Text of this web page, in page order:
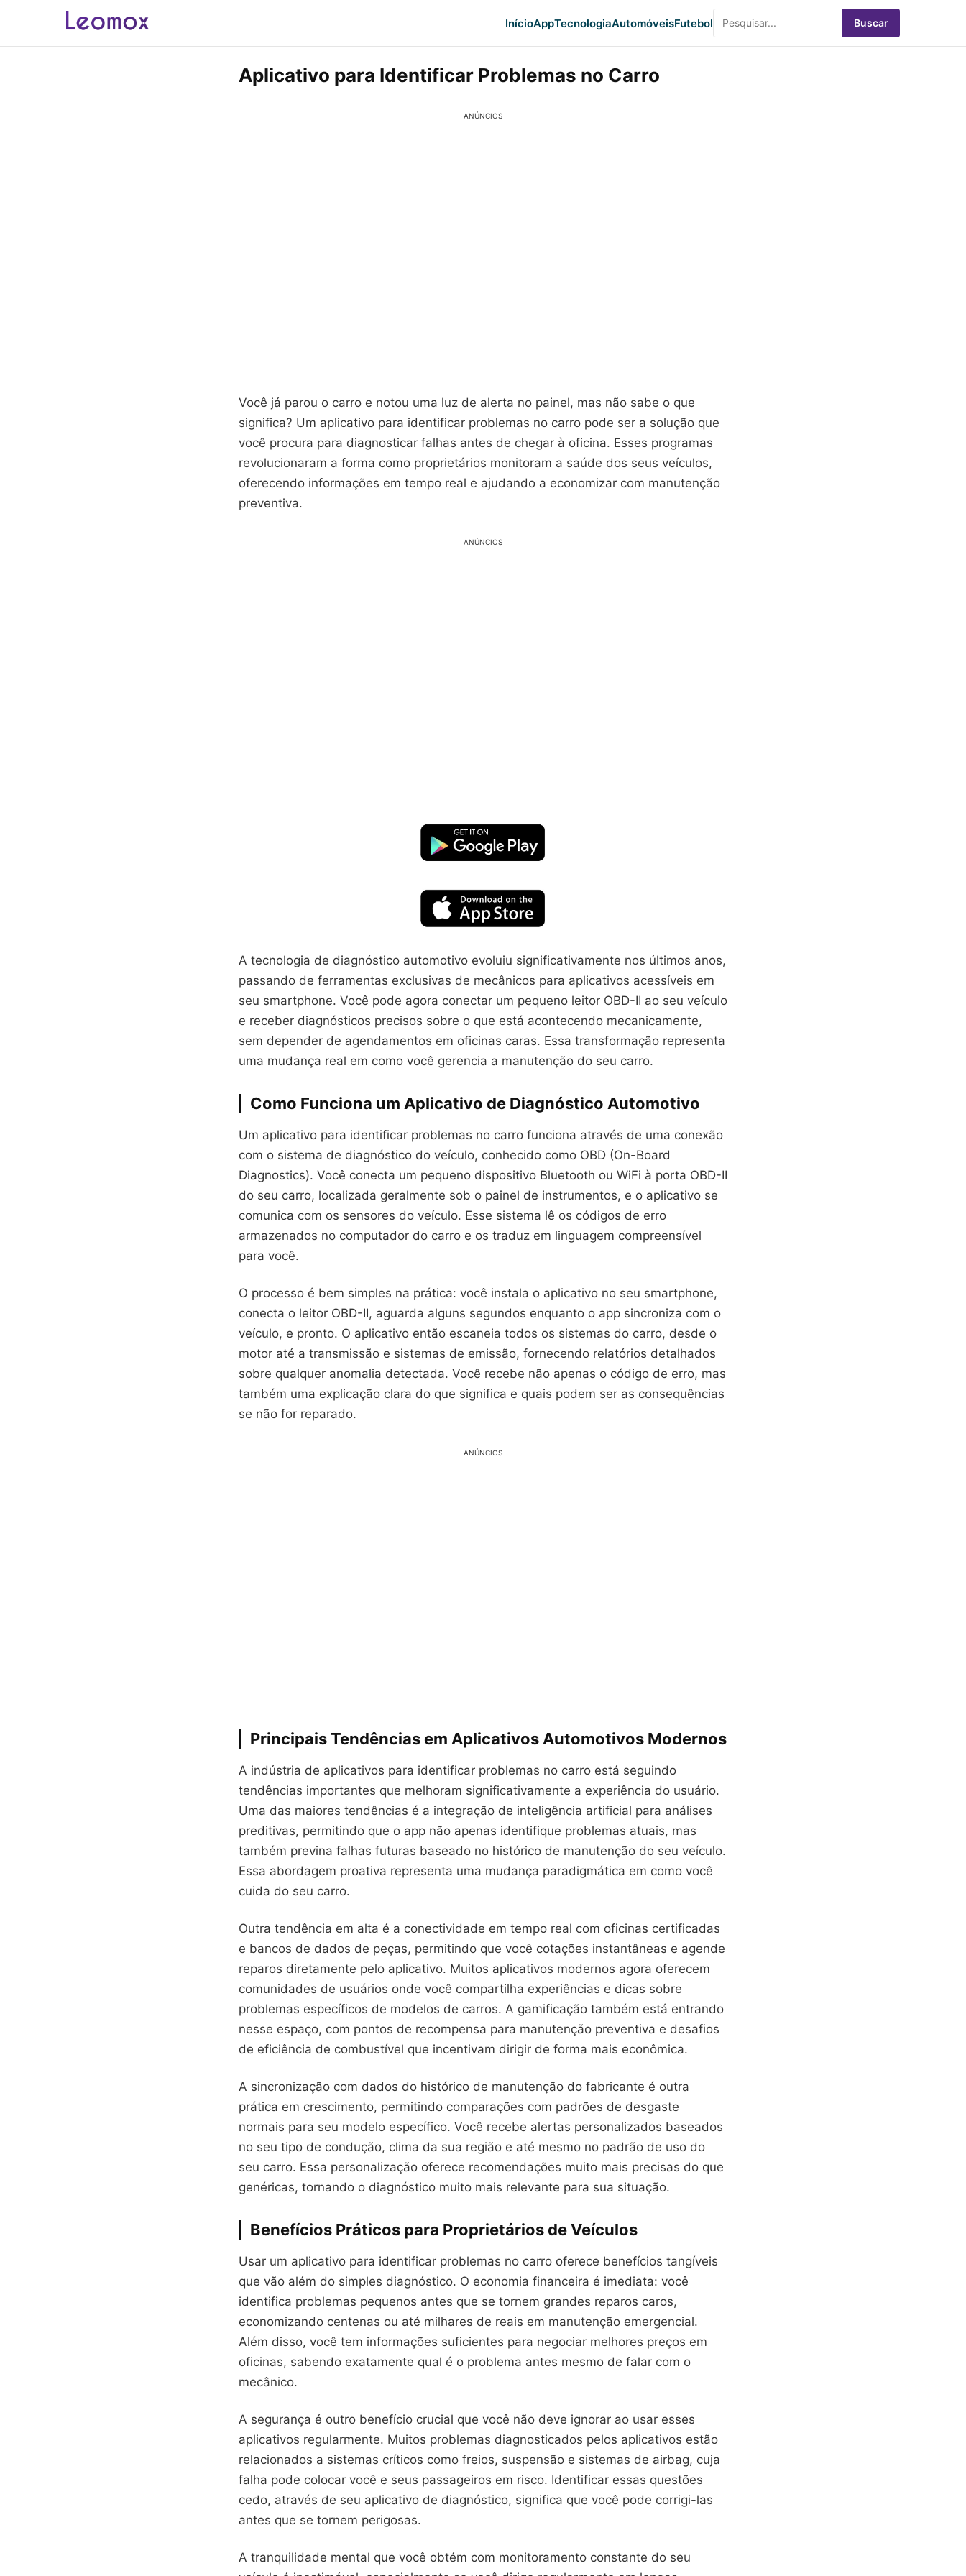
InícioAppTecnologiaAutomóveisFutebol Buscar
Aplicativo para Identificar Problemas no Carro
ANÚNCIOS
Você já parou o carro e notou uma luz de alerta no painel, mas não sabe o que
significa? Um aplicativo para identificar problemas no carro pode ser a solução que
você procura para diagnosticar falhas antes de chegar à oficina. Esses programas
revolucionaram a forma como proprietários monitoram a saúde dos seus veículos,
oferecendo informações em tempo real e ajudando a economizar com manutenção
preventiva.
ANÚNCIOS
A tecnologia de diagnóstico automotivo evoluiu significativamente nos últimos anos,
passando de ferramentas exclusivas de mecânicos para aplicativos acessíveis em
seu smartphone. Você pode agora conectar um pequeno leitor OBD-II ao seu veículo
e receber diagnósticos precisos sobre o que está acontecendo mecanicamente,
sem depender de agendamentos em oficinas caras. Essa transformação representa
uma mudança real em como você gerencia a manutenção do seu carro.
Como Funciona um Aplicativo de Diagnóstico Automotivo
Um aplicativo para identificar problemas no carro funciona através de uma conexão
com o sistema de diagnóstico do veículo, conhecido como OBD (On-Board
Diagnostics). Você conecta um pequeno dispositivo Bluetooth ou WiFi à porta OBD-II
do seu carro, localizada geralmente sob o painel de instrumentos, e o aplicativo se
comunica com os sensores do veículo. Esse sistema lê os códigos de erro
armazenados no computador do carro e os traduz em linguagem compreensível
para você.
O processo é bem simples na prática: você instala o aplicativo no seu smartphone,
conecta o leitor OBD-II, aguarda alguns segundos enquanto o app sincroniza com o
veículo, e pronto. O aplicativo então escaneia todos os sistemas do carro, desde o
motor até a transmissão e sistemas de emissão, fornecendo relatórios detalhados
sobre qualquer anomalia detectada. Você recebe não apenas o código de erro, mas
também uma explicação clara do que significa e quais podem ser as consequências
se não for reparado.
ANÚNCIOS
Principais Tendências em Aplicativos Automotivos Modernos
A indústria de aplicativos para identificar problemas no carro está seguindo
tendências importantes que melhoram significativamente a experiência do usuário.
Uma das maiores tendências é a integração de inteligência artificial para análises
preditivas, permitindo que o app não apenas identifique problemas atuais, mas
também previna falhas futuras baseado no histórico de manutenção do seu veículo.
Essa abordagem proativa representa uma mudança paradigmática em como você
cuida do seu carro.
Outra tendência em alta é a conectividade em tempo real com oficinas certificadas
e bancos de dados de peças, permitindo que você cotações instantâneas e agende
reparos diretamente pelo aplicativo. Muitos aplicativos modernos agora oferecem
comunidades de usuários onde você compartilha experiências e dicas sobre
problemas específicos de modelos de carros. A gamificação também está entrando
nesse espaço, com pontos de recompensa para manutenção preventiva e desafios
de eficiência de combustível que incentivam dirigir de forma mais econômica.
A sincronização com dados do histórico de manutenção do fabricante é outra
prática em crescimento, permitindo comparações com padrões de desgaste
normais para seu modelo específico. Você recebe alertas personalizados baseados
no seu tipo de condução, clima da sua região e até mesmo no padrão de uso do
seu carro. Essa personalização oferece recomendações muito mais precisas do que
genéricas, tornando o diagnóstico muito mais relevante para sua situação.
Benefícios Práticos para Proprietários de Veículos
Usar um aplicativo para identificar problemas no carro oferece benefícios tangíveis
que vão além do simples diagnóstico. O economia financeira é imediata: você
identifica problemas pequenos antes que se tornem grandes reparos caros,
economizando centenas ou até milhares de reais em manutenção emergencial.
Além disso, você tem informações suficientes para negociar melhores preços em
oficinas, sabendo exatamente qual é o problema antes mesmo de falar com o
mecânico.
A segurança é outro benefício crucial que você não deve ignorar ao usar esses
aplicativos regularmente. Muitos problemas diagnosticados pelos aplicativos estão
relacionados a sistemas críticos como freios, suspensão e sistemas de airbag, cuja
falha pode colocar você e seus passageiros em risco. Identificar essas questões
cedo, através de seu aplicativo de diagnóstico, significa que você pode corrigi-las
antes que se tornem perigosas.
A tranquilidade mental que você obtém com monitoramento constante do seu